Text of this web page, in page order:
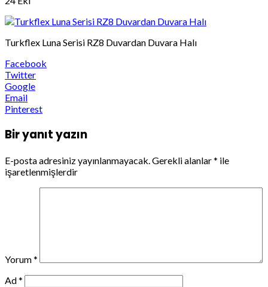
Turkflex Luna Serisi RZ8 Duvardan Duvara Halı
Facebook
Twitter
Google
Email
Pinterest
Bir yanıt yazın
E-posta adresiniz yayınlanmayacak. Gerekli alanlar* ile
işaretlenmişlerdir
Yorum*
Ad*